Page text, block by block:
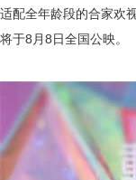
适配全年龄段的合家欢
将于8月8日全国公映。